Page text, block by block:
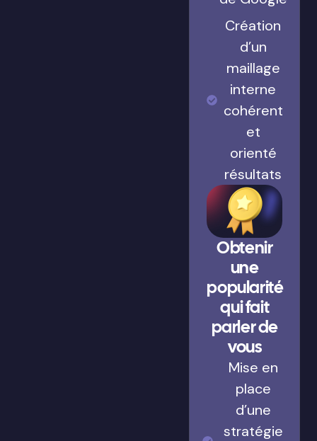
Création
d’un
maillage
interne
cohérent
et
orienté
résultats
Obtenir
une
popularité
qui fait
parler de
vous
Mise en
place
d’une
stratégie